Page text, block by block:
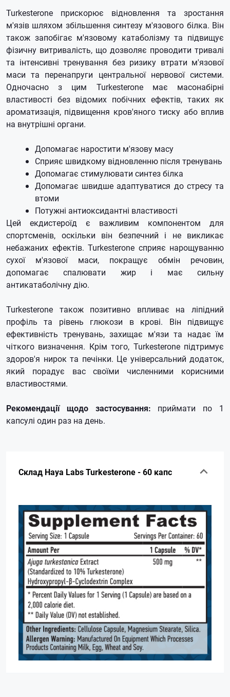
Turkesterone прискорює відновлення та зростання
м'язів шляхом збільшення синтезу м'язового білка. Він
також запобігає м'язовому катаболізму та підвищує
фізичну витривалість, що дозволяє проводити тривалі
та інтенсивні тренування без ризику втрати м'язової
маси та перенапруги центральної нервової системи.
Одночасно з цим Turkesterone має масонабірні
властивості без відомих побічних ефектів, таких як
ароматизація, підвищення кров'яного тиску або вплив
на внутрішні органи.
Допомагає наростити м'язову масу
Сприяє швидкому відновленню після тренувань
Допомагає стимулювати синтез білка
Допомагає швидше адаптуватися до стресу та
втоми
Потужні антиоксидантні властивості
Цей екдистероїд є важливим компонентом для
спортсменів, оскільки він безпечний і не викликає
небажаних ефектів. Turkesterone сприяє нарощуванню
сухої м'язової маси, покращує обмін речовин,
допомагає спалювати жир і має сильну
антикатаболічну дію.
Turkesterone також позитивно впливає на ліпідний
профіль та рівень глюкози в крові. Він підвищує
ефективність тренувань, захищає м'язи та надає їм
чіткого визначення. Крім того, Turkesterone підтримує
здоров'я нирок та печінки. Це універсальний додаток,
який порадує вас своїми численними корисними
властивостями.
Рекомендації щодо застосування: приймати по 1
капсулі один раз на день.
Склад Haya Labs Turkesterone - 60 капс